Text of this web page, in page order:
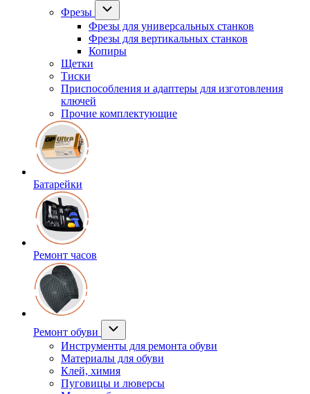
Фрезы
Фрезы для универсальных станков
Фрезы для вертикальных станков
Копиры
Щетки
Тиски
Приспособления и адаптеры для изготовления
ключей
Прочие комплектующие
Батарейки
Ремонт часов
Ремонт обуви
Инструменты для ремонта обуви
Материалы для обуви
Клей, химия
Пуговицы и люверсы